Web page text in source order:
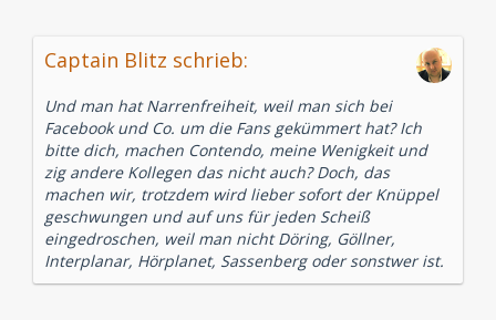
Captain Blitz schrieb:
Und man hat Narrenfreiheit, weil man sich bei
Facebook und Co. um die Fans gekümmert hat? Ich
bitte dich, machen Contendo, meine Wenigkeit und
zig andere Kollegen das nicht auch? Doch, das
machen wir, trotzdem wird lieber sofort der Knüppel
geschwungen und auf uns für jeden Scheiß
eingedroschen, weil man nicht Döring, Göllner,
Interplanar, Hörplanet, Sassenberg oder sonstwer ist.